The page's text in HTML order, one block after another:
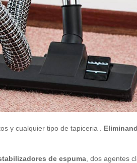
y cualquier tipo de tapiceria .
de espuma , dos agentes